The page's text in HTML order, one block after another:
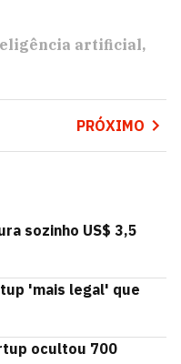
artificial
PRÓXIMO
sozinho US$ 3,5
'mais legal' que
ocultou 700